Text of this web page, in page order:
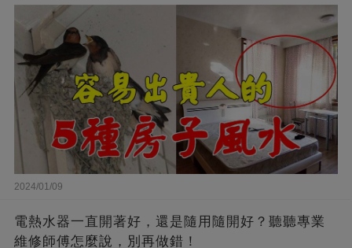
2024/01/09
電熱水器一直開著好，還是隨用隨開好？聽聽專業
維修師傅怎麼說，別再做錯！